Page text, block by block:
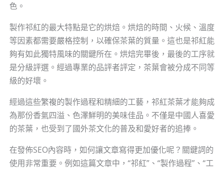
色。
製作祁紅的最大特點是它的烘焙。烘焙的時間、火候、溫度
等因素都需要嚴格控制，以確保茶葉的質量。這也是祁紅能
夠有如此獨特風味的關鍵所在。烘焙完畢後，最後的工序就
是分級評選。經過專業的品評者評定，茶葉會被分成不同等
級的好壞。
經過這些繁複的製作過程和精細的工藝，祁紅茶葉才能夠成
為那份香氣四溢、色澤鮮明的美味佳品。不僅是中國人喜愛
的茶葉，也受到了國外茶文化的普及和愛好者的追捧。
在發佈SEO內容時，如何讓文章寫得更加優化呢？關鍵詞的
使用非常重要。例如這篇文章中，“祁紅”、“製作過程”、“工